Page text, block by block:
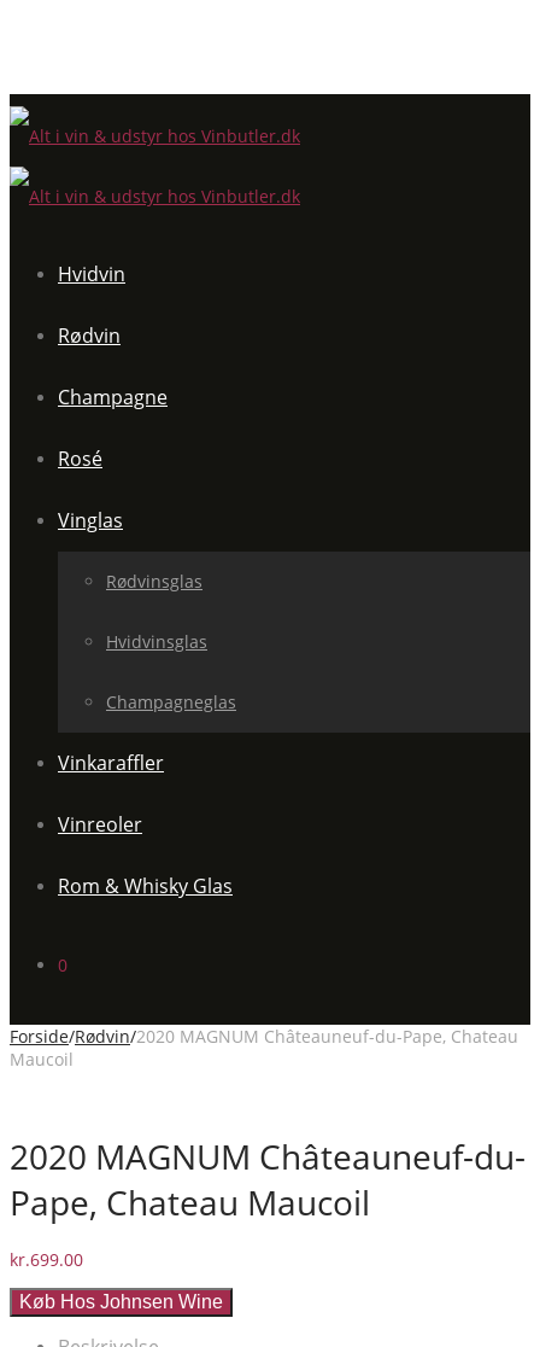
Hvidvin
Rødvin
Champagne
Rosé
Vinglas
Rødvinsglas
Hvidvinsglas
Champagneglas
Vinkaraffler
Vinreoler
Rom & Whisky Glas
0
Forside/Rødvin/2020 MAGNUM Châteauneuf-du-Pape, Chateau
Maucoil
2020 MAGNUM Châteauneuf-du-
Pape, Chateau Maucoil
kr.699.00
Køb Hos Johnsen Wine